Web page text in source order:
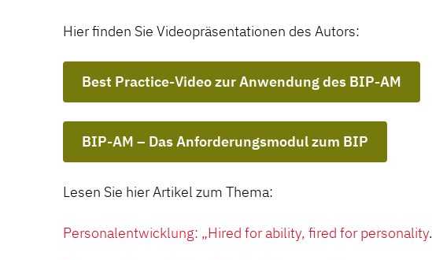
Hier finden Sie Videopräsentationen des Autors:
Best Practice-Video zur Anwendung des BIP-AM
BIP-AM – Das Anforderungsmodul zum BIP
Lesen Sie hier Artikel zum Thema:
Personalentwicklung: „Hired for ability, fired for personality.